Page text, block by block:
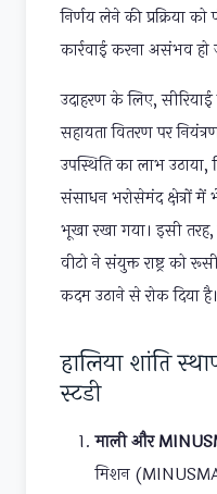
निर्णय लेने की प्रक्रिया
कार्रवाई करना असंभव हो
उदाहरण के लिए,
सहायता वितरण पर
उपस्थिति का लाभ
संसाधन भरोसेमंद क्षेत्रों में
भूखा रखा गया। इसी
वीटो ने संयुक्त राष्ट्र
कदम उठाने से रोक दिया है।
हालिया शांति
स्टडी
माली और
मिशन